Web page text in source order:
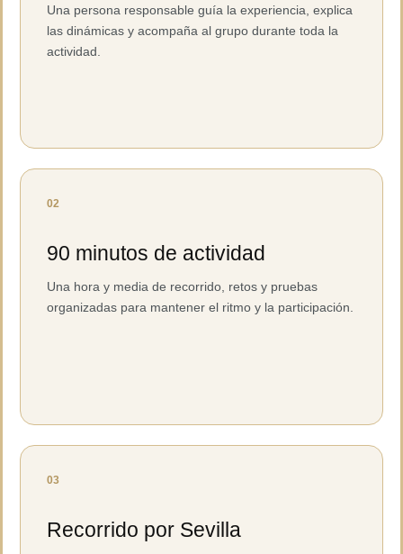
Una persona responsable guía la experiencia, explica
las dinámicas y acompaña al grupo durante toda la
actividad.
02
90 minutos de actividad
Una hora y media de recorrido, retos y pruebas
organizadas para mantener el ritmo y la participación.
03
Recorrido por Sevilla